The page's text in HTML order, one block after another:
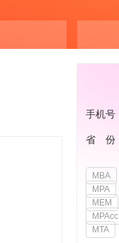
手机号
省 份
MBA
MPA
MEM
MPAcc
MTA